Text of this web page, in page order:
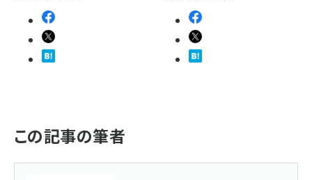
この記事の筆者